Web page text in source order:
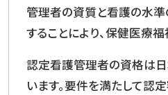
管理者の資質と看護の水
することにより、保健医療福
認定看護管理者の資格は
います。要件を満たして認